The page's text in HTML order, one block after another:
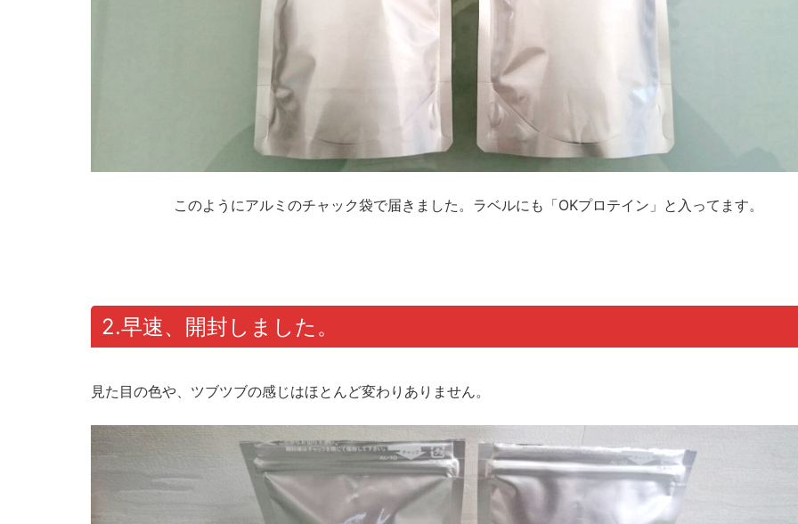
このようにアルミのチャック袋で届きました。ラベルにも「OKプロテイン」と入ってます。
2.早速、開封しました。
見た目の色や、ツブツブの感じはほとんど変わりありません。